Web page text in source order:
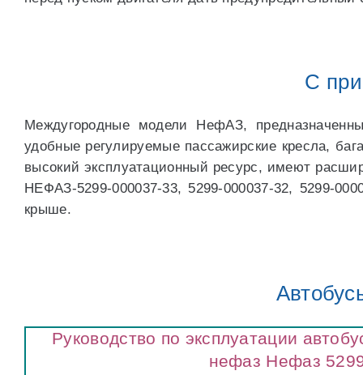
С
Междугородные модели НефАЗ,
удобные регулируемые пассажирские кресла,
высокий эксплуатационный ресурс, имеют
НЕФАЗ-5299-000037-33, 5299-000037-32, 5299-
крыше.
Руководство по эксплуатации
нефаз Нефаз 5299